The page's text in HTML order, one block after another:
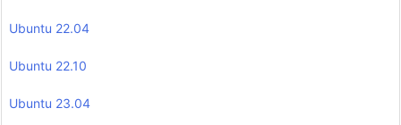
Ubuntu 22.04
Ubuntu 22.10
Ubuntu 23.04